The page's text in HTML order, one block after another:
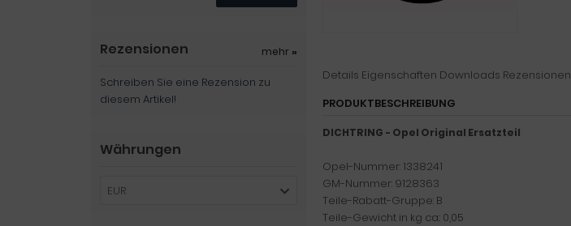
Details Eigenschaften Downloads Rezensionen
PRODUKTBESCHREIBUNG
DICHTRING - Opel Original Ersatzteil
Opel-Nummer: 1338241
GM-Nummer: 9128363
Teile-Rabatt-Gruppe: B
Teile-Gewicht in kg ca.: 0,05
Rezensionen mehr »
Schreiben Sie eine Rezension zu
diesem Artikel!
Währungen
EUR